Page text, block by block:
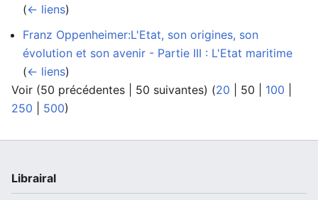
(← liens)
Franz Oppenheimer:L'Etat, son origines, son
évolution et son avenir - Partie III : L'Etat maritime
(← liens)
Voir (50 précédentes 50 suivantes) (20 50 100
250
500)
Librairal